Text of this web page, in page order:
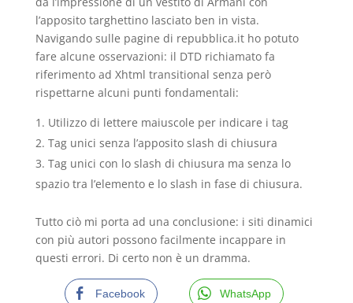
l’apposito targhettino lasciato ben in vista.
Navigando sulle pagine di repubblica.it ho potuto
fare alcune osservazioni: il DTD richiamato fa
riferimento ad Xhtml transitional senza però
rispettarne alcuni punti fondamentali:
Utilizzo di lettere maiuscole per indicare i tag
Tag unici senza l’apposito slash di chiusura
Tag unici con lo slash di chiusura ma senza lo
spazio tra l’elemento e lo slash in fase di chiusura.
Tutto ciò mi porta ad una conclusione: i siti dinamici
con più autori possono facilmente incappare in
questi errori. Di certo non è un dramma.
Facebook WhatsApp